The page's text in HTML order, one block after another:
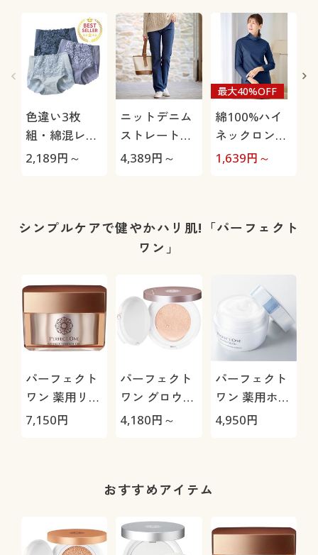
色違い3枚
組・綿混レー
シィショーツ
2,189円～
ニットデニム
ストレートパ
ンツ(スマート
わらか・選べ
る4レング
OK・1年中は
ける)
4,389円～
綿100%ハイ
ネックロング
Tシャツ(スマ
最大40%OFF
1,639円～
シンプルケアで健やかハリ肌!「パーフェクト
ワン」
パーフェクト
ワン 薬用リン
クルストレッ
7,150円
パーフェクト
ワン グロウ&
カバークッシ
4,180円～
パーフェクト
ワン 薬用ホワ
イトニングジ
4,950円
おすすめアイテム